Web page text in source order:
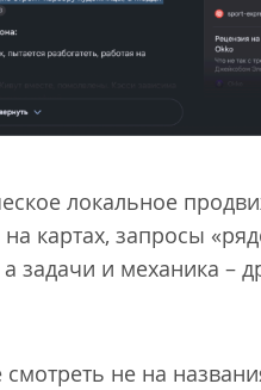
локальное
картах, запросы
задачи и механика –
не на